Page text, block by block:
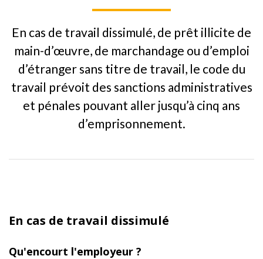
En cas de travail dissimulé, de prêt illicite de
main-d’œuvre, de marchandage ou d’emploi
d’étranger sans titre de travail, le code du
travail prévoit des sanctions administratives
et pénales pouvant aller jusqu’à cinq ans
d’emprisonnement.
En cas de travail dissimulé
Qu'encourt l'employeur ?